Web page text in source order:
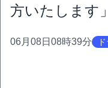
方いたします
06月08日08時39分